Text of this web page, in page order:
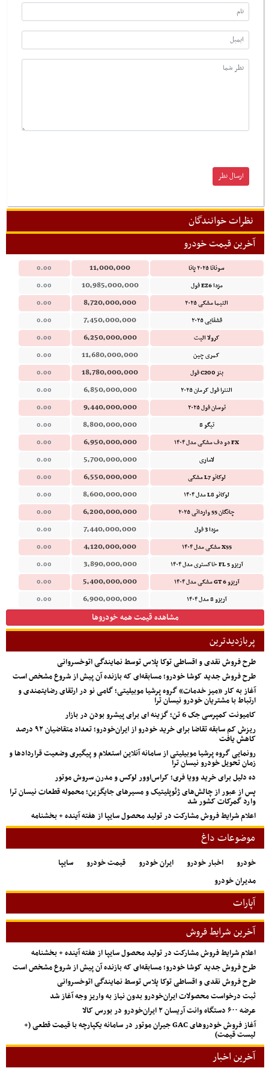
نظرات خوانندگان
آخرین قیمت خودرو
سوناتا ۲۰۲۵ پانا 11,000,000
0.00
مزدا EZ6 فول
10,985,000,000
0.00
التیما مشکی ۲۰۲۵
8,720,000,000
0.00
قشقایی ۲۰۲۵
7,450,000,000
0.00
کرولا الیت
6,250,000,000
0.00
کمری چین
11,680,000,000
0.00
بنز C200 فول
18,780,000,000
0.00
النترا فول کرمان ۲۰۲۵
6,850,000,000
0.00
توسان فول ۲۰۲۵
9,440,000,000
0.00
تیگو 8
8,800,000,000
0.00
FX دو دف مشکی مدل ۱۴۰۴
6,950,000,000
0.00
لاماری
5,700,000,000
0.00
لوکانو L7 مشکی
6,550,000,000
0.00
لوکانو L8 مدل ۱۴۰۴
8,600,000,000
0.00
چانگان 55 وارداتی ۲۰۲۵
6,200,000,000
0.00
مزدا 3 فول
7,440,000,000
0.00
X55 مشکی مدل ۱۴۰۴
4,120,000,000
0.00
آریزو 5 FL خاکستری مدل ۱۴۰۴
3,890,000,000
0.00
آریزو 6 GT مشکی مدل ۱۴۰۴
5,400,000,000
0.00
آریزو 8 مدل ۱۴۰۴
6,900,000,000
0.00
مشاهده قیمت همه خودروها
پربازدیدترین
طرح فروش نقدی و اقساطی توکا پلاس توسط نمایندگی اتوخسروانی
طرح فروش جدید کوشا خودرو؛ مسابقه‌ای که بازنده آن پیش از شروع مشخص است
آغاز به کار «میز خدمات» گروه پرشیا موبیلیتی؛ گامی نو در ارتقای رضایتمندی و
ارتباط با مشتریان خودرو نیسان ترا
کامیونت کمپرسی جک 6 تن؛ گزینه ای برای پیشرو بودن در بازار
ریزش کم‌ سابقه تقاضا برای خرید خودرو از ایران‌خودرو؛ تعداد متقاضیان ۹۲ درصد
کاهش یافت
رونمایی گروه پرشیا موبیلیتی از سامانه آنلاین استعلام و پیگیری وضعیت قراردادها و
زمان تحویل خودرو نیسان ترا
ده دلیل برای خرید وویا فری؛ کراس‌اوور لوکس و مدرن سروش موتور
پس از عبور از چالش‌های ژئوپلیتیک و مسیرهای جایگزین؛ محموله قطعات نیسان ترا
وارد گمرکات کشور شد
اعلام شرایط فروش مشارکت در تولید محصول سایپا از هفته آینده + بخشنامه
موضوعات داغ
خودرو اخبار خودرو ایران خودرو قیمت خودرو
سایپا
مدیران خودرو
آپارات
آخرین شرایط فروش
اعلام شرایط فروش مشارکت در تولید محصول سایپا از هفته آینده + بخشنامه
طرح فروش جدید کوشا خودرو؛ مسابقه‌ای که بازنده آن پیش از شروع مشخص است
طرح فروش نقدی و اقساطی توکا پلاس توسط نمایندگی اتوخسروانی
ثبت درخواست محصولات ایران‌خودرو بدون نیاز به واریز وجه آغاز شد
عرضه ۶۰۰ دستگاه وانت آریسان ۲ ایران‌خودرو در بورس کالا
آغاز فروش خودروهای GAC جیران موتور در سامانه یکپارچه با قیمت قطعی (+
لیست قیمت)
آخرین اخبار